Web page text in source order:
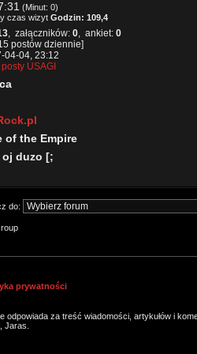
(Minut: 0)
czas wizyt Godzin: 109,4
, załączników: 0, ankiet: 0
postów dziennie]
04-04, 23:12
USAGI
of the Empire
oj duzo [;
do:
prywatności
odpowiada za treść wiadomości, artykułów i
Jaras.